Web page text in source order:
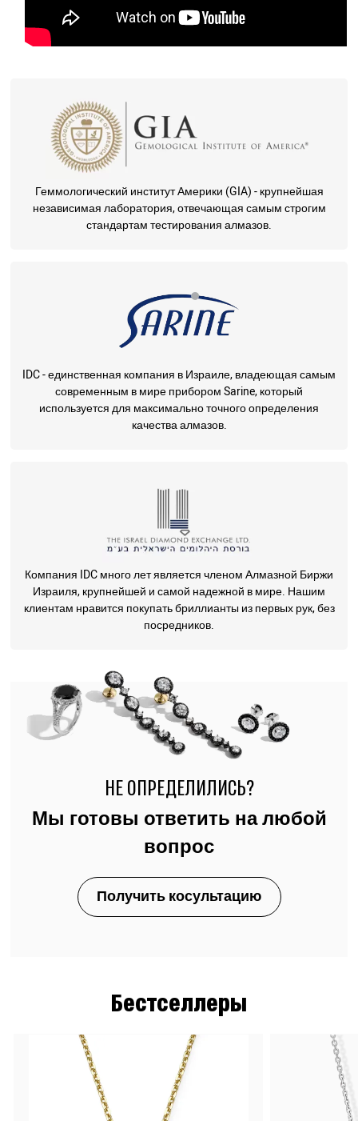
Геммологический институт Америки (GIA) - крупнейшая
независимая лаборатория, отвечающая самым строгим
стандартам тестирования алмазов.
IDC - единственная компания в Израиле, владеющая самым
современным в мире прибором Sarine, который
используется для максимально точного определения
качества алмазов.
Компания IDC много лет является членом Алмазной Биржи
Израиля, крупнейшей и самой надежной в мире. Нашим
клиентам нравится покупать бриллианты из первых рук, без
посредников.
Бестселлеры
НЕ ОПРЕДЕЛИЛИСЬ?
Мы готовы ответить на любой
вопрос
Получить косультацию